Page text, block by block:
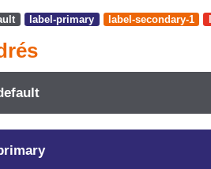
label-primary label-secondary-1